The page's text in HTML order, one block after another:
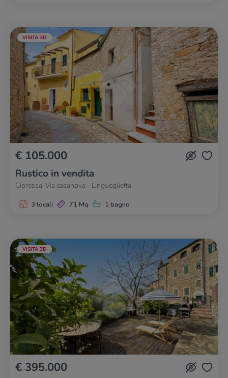
VISITA 3D
€ 105.000
Rustico in vendita
Cipressa, Via casanova - Lingueglietta
3 locali 71 Mq 1 bagno
VISITA 3D
€ 395.000